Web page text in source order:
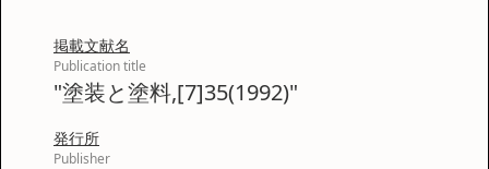
掲載文献名
Publication title
"塗装と塗料,[7]35(1992)"
発行所
Publisher